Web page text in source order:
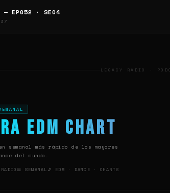
EP052 · SE04
LEGACY RADIO ·
EDM Chart
semanal más rápido de los mayores
del mundo.
📅 SEMANAL 🎵 EDM · DANCE · CHARTS